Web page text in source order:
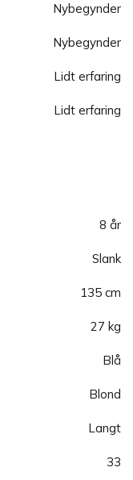
Nybegynder
Nybegynder
Lidt erfaring
Lidt erfaring
8 år
Slank
135 cm
27 kg
Blå
Blond
Langt
33